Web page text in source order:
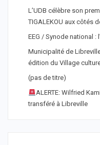
L’UDB célèbre son
TIGALEKOU aux côtés
EEG / Synode national :
Municipalité de
édition du Village
(pas de titre)
ALERTE: Wilfried
transféré à Libreville